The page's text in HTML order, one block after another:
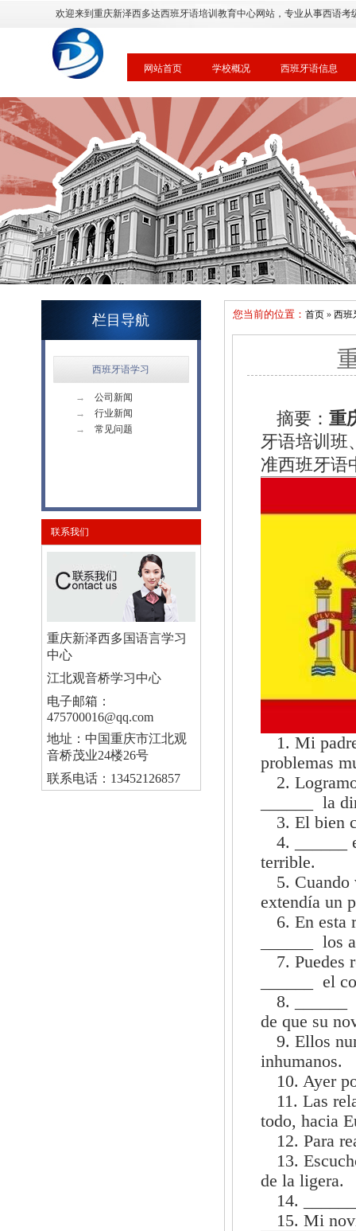
欢迎来到重庆新泽西多达西班牙语培训教育中心网站，专业从事西语考
网站首页 学校概况 西班牙语信息
栏目导航
西班牙语学习
→
公司新闻
→
行业新闻
→
常见问题
联系我们
重庆新泽西多国语言学习
中心
江北观音桥学习中心
电子邮箱：
475700016@qq.com
地址：中国重庆市江北观
音桥茂业24楼26号
联系电话：13452126857
您当前的位置： 首页» 西班
摘要：重
牙语培训班
准西班牙语
1. Mi
problemas
2.
______ la
3. El bien
4. ______
terrible.
5. Cuando
extendía un
6. En esta
______ los
7. Puedes
______ el
8. ______
de que su
9. Ellos
inhumanos.
10. Ayer
11. Las
todo, hacia
12. Para
13.
de la ligera.
14.
15. Mi